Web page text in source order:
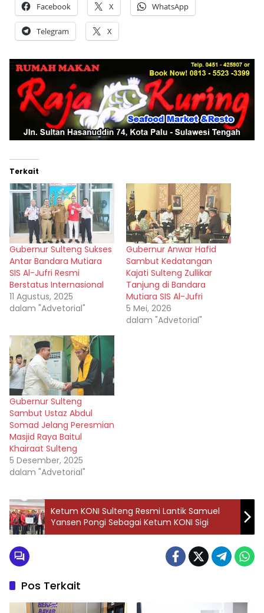
Facebook X WhatsApp
Telegram X
Terkait
Gubernur Sulteng Sukses
Antar Bandara Mutiara
SIS Al-Jufri Resmi
Berstatus Internasional
11 Agustus, 2025
dalam "Advetorial"
Gubernur Anwar Hafid
Sambut Kedatangan
Kajati Sulteng Zullikar
Tanjung di Bandara
Mutiara SIS Al-Jufri
5 Mei, 2026
dalam "Advetorial"
Gubernur Sulteng
Sambut Ustaz Abdul
Somad Jelang Peresmian
Masjid Raya Baitul
Khairaat Sulteng
5 Desember, 2025
dalam "Advetorial"
Ketum KONI Sulteng Resmi Lantik Samuel
Yansen Pongi Sebagai Ketum KONI Sigi
Pos Terkait